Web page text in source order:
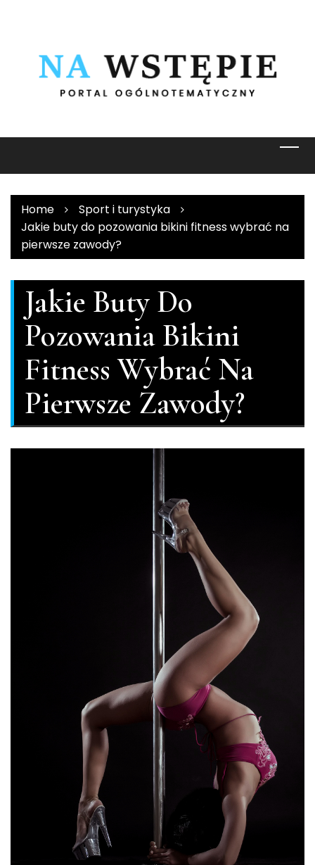
Home
Sport i turystyka
Jakie buty do pozowania bikini fitness wybrać na
pierwsze zawody?
Jakie Buty Do
Pozowania Bikini
Fitness Wybrać Na
Pierwsze Zawody?